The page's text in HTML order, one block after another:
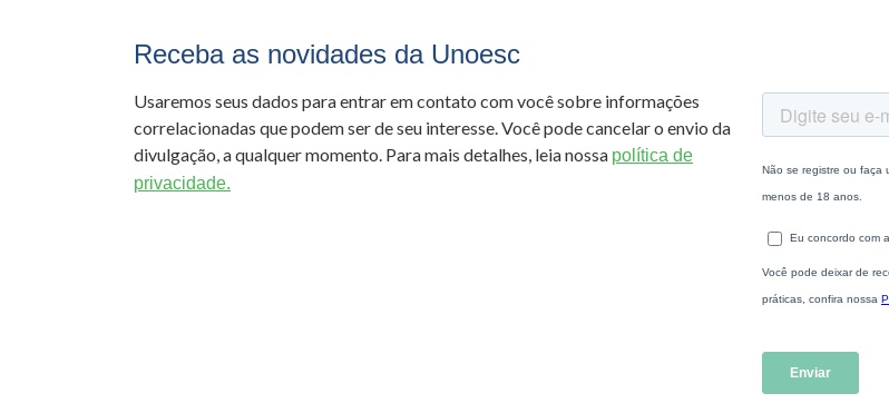
Receba as novidades da Unoesc
Usaremos seus dados para entrar em contato com você sobre informações
correlacionadas que podem ser de seu interesse. Você pode cancelar o envio da
divulgação, a qualquer momento. Para mais detalhes, leia nossa política de
privacidade.